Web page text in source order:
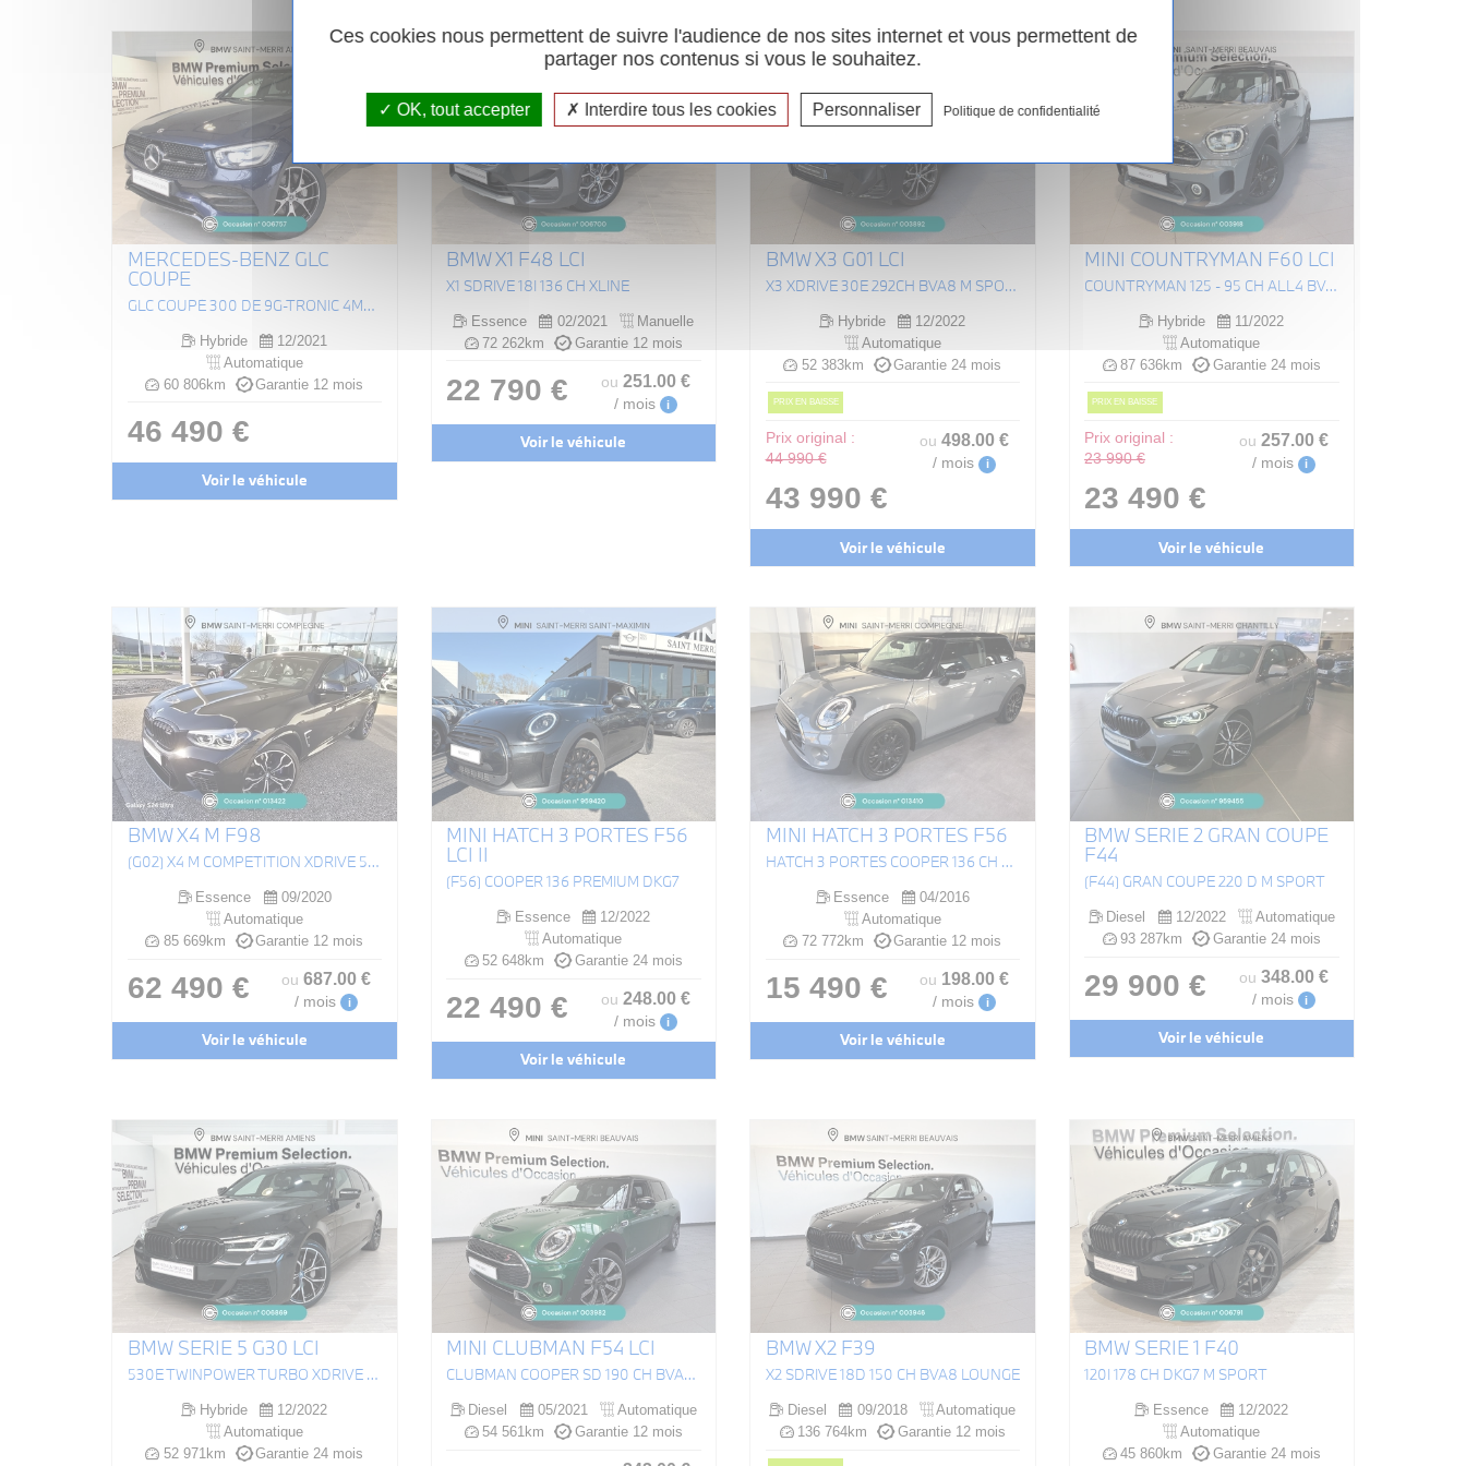
MERCEDES-BENZ GLC
COUPE
GLC COUPÉ 300 DE 9G-TRONIC 4MATIC AMG LINE
Hybride
12/2021
Automatique
60 806km
Garantie 12 mois
46 490 €
Voir le véhicule
BMW X1 F48 LCI
X1 SDRIVE 18I 136 CH XLINE
Essence 02/2021
Manuelle
72 262km
Garantie 12 mois
22 790 € ou 251 .00 €
/ mois i
Voir le véhicule
BMW X3 G01 LCI
X3 XDRIVE 30E 292CH BVA8 M SPORT
Hybride
12/2022
Automatique
52 383km
Garantie 24 mois
PRIX EN BAISSE
Prix original :
44 990 €
43 990 €
ou498.00 €
/ mois i
Voir le véhicule
MINI COUNTRYMAN F60 LCI
COUNTRYMAN 125 - 95 CH ALL4 BVA6 COOPER SE EDITION PREMIUM PLUS
Hybride
11/2022
Automatique
87 636km
Garantie 24 mois
PRIX EN BAISSE
Prix original :
23 990 €
23 490 €
ou 257.00 €
/ mois i
Voir le véhicule
BMW X4 M F98
(G02) X4 M COMPETITION XDRIVE 510CH BVA8
Essence
09/2020
Automatique
85 669km
Garantie 12 mois
62 490 € ou687.00 €
/ mois i
Voir le véhicule
MINI HATCH 3 PORTES F56
LCI II
(F56) COOPER 136 PREMIUM DKG7
Essence
12/2022
Automatique
52 648km
Garantie 24 mois
22 490 € ou 248.00 €
/ mois i
Voir le véhicule
MINI HATCH 3 PORTES F56
HATCH 3 PORTES COOPER 136 CH EDITION MARYLEBONE A
Essence
04/2016
Automatique
72 772km
Garantie 12 mois
15 490 € ou 198.00 €
/ mois i
Voir le véhicule
BMW SERIE 2 GRAN COUPE
F44
(F44) GRAN COUPE 220 D M SPORT
Diesel 12/2022
Automatique
93 287km
Garantie 24 mois
29 900 € ou 348.00 €
/ mois i
Voir le véhicule
BMW SERIE 5 G30 LCI
530E TWINPOWER TURBO XDRIVE 292 CH BVA8 M SPORT
Hybride
12/2022
Automatique
52 971km
Garantie 24 mois
MINI CLUBMAN F54 LCI
CLUBMAN COOPER SD 190 CH BVA8 ALL4 EDITION CANONBURY
Diesel 05/2021
Automatique
54 561km
Garantie 12 mois
BMW X2 F39
X2 SDRIVE 18D 150 CH BVA8 LOUNGE
Diesel 09/2018
Automatique
136 764km
Garantie 12 mois
BMW SERIE 1 F40
120I 178 CH DKG7 M SPORT
Essence
12/2022
Automatique
45 860km
Garantie 24 mois
Ces cookies nous permettent de suivre l'audience de nos sites internet et vous permettent de
partager nos contenus si vous le souhaitez.
OK, tout accepter Interdire tous les cookies Personnaliser Politique de confidentialité